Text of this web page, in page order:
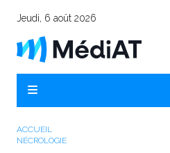
Jeudi, 6 août 2026
ACCUEIL
NÉCROLOGIE